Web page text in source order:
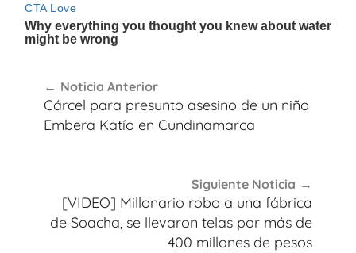
de
entradas
Noticia Anterior
Cárcel para presunto asesino de un niño
Embera Katío en Cundinamarca
Siguiente Noticia
[VIDEO] Millonario robo a una fábrica
de Soacha, se llevaron telas por más de
400 millones de pesos